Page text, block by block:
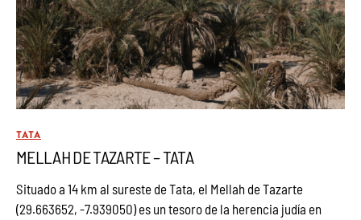
TATA
MELLAH DE TAZARTE – TATA
Situado a 14 km al sureste de Tata, el Mellah de Tazarte
(29.663652, -7.939050) es un tesoro de la herencia judía en